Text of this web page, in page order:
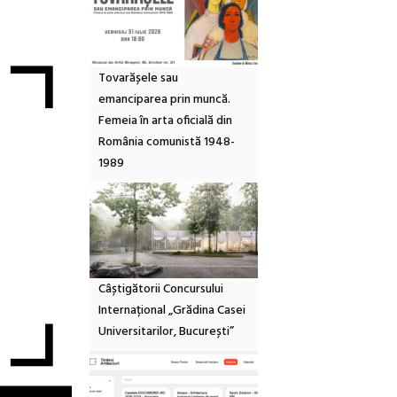
Tovarășele sau
emanciparea prin muncă.
Femeia în arta oficială din
România comunistă 1948-
1989
Câștigătorii Concursului
Internațional „Grădina Casei
Universitarilor, București”